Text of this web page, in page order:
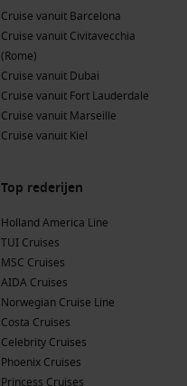
Cruise vanuit Barcelona
Cruise vanuit Civitavecchia
(Rome)
Cruise vanuit Dubai
Cruise vanuit Fort Lauderdale
Cruise vanuit Marseille
Cruise vanuit Kiel
Top rederijen
Holland America Line
TUI Cruises
MSC Cruises
AIDA Cruises
Norwegian Cruise Line
Costa Cruises
Celebrity Cruises
Phoenix Cruises
Princess Cruises